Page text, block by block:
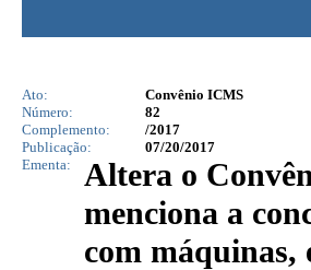
Ato:
Convênio ICMS
Número:
82
Complemento:
/2017
Publicação:
07/20/2017
Ementa:
Altera o
menciona a
com máquinas,